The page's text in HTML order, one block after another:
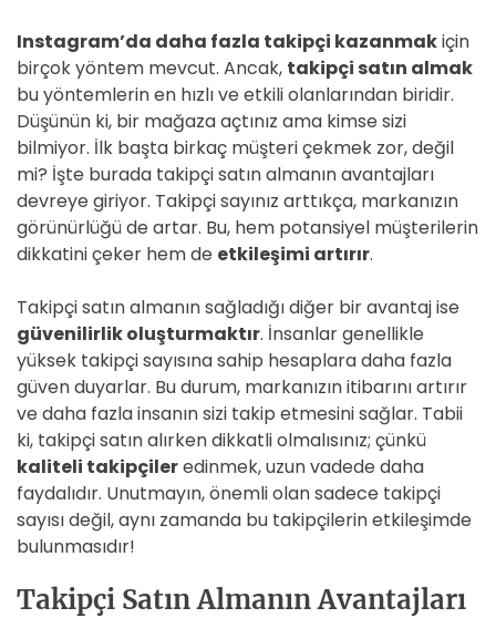
Instagram’da daha fazla takipçi kazanmakiçin
birçok yöntem mevcut. Ancak, takipçi satın almak
bu yöntemlerin en hızlı ve etkili olanlarından biridir.
Düşünün ki, bir mağaza açtınız ama kimse sizi
bilmiyor. İlk başta birkaç müşteri çekmek zor, değil
mi? İşte burada takipçi satın almanın avantajları
devreye giriyor. Takipçi sayınız arttıkça, markanızın
görünürlüğü de artar. Bu, hem potansiyel müşterilerin
dikkatini çeker hem de etkileşimi artırır.
Takipçi satın almanın sağladığı diğer bir avantaj ise
güvenilirlik oluşturmaktır. İnsanlar genellikle
yüksek takipçi sayısına sahip hesaplara daha fazla
güven duyarlar. Bu durum, markanızın itibarını artırır
ve daha fazla insanın sizi takip etmesini sağlar. Tabii
ki, takipçi satın alırken dikkatli olmalısınız; çünkü
kaliteli takipçileredinmek, uzun vadede daha
faydalıdır. Unutmayın, önemli olan sadece takipçi
sayısı değil, aynı zamanda bu takipçilerin etkileşimde
bulunmasıdır!
Takipçi Satın Almanın Avantajları